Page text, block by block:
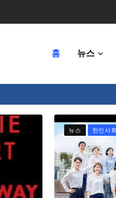
홈 뉴스
뉴스 한인사회